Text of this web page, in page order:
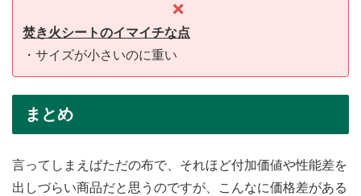
焚き火シートのイマイチな点
・サイズが小さいのに重い
まとめ
言ってしまえばただの布で、それほど付加価値や性能差を
出しづらい商品だと思うのですが、こんなに価格差がある